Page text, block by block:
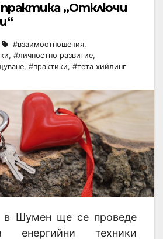
практика „Отключи
#взаимоотношения,
, #личностно развитие,
, #практики, #тета хийлинг
в Шумен ще се проведе
енергийни техники